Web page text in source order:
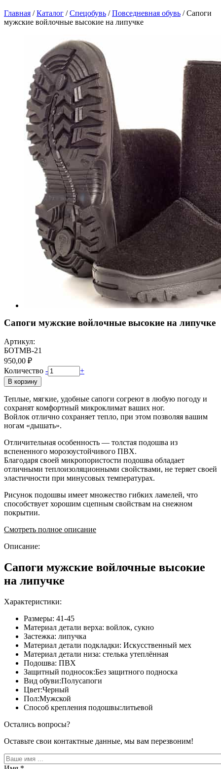
Главная / Каталог / Спецобувь / Повседневная обувь / Сапоги
мужские войлочные высокие на липучке
Сапоги мужские войлочные высокие на липучке
Артикул:
БОТМВ-21
950,00 ₽
Количество - +
В корзину
Теплые, мягкие, удобные сапоги согреют в любую погоду и
сохранят комфортный микроклимат ваших ног.
Войлок отлично сохраняет тепло, при этом позволяя вашим
ногам «дышать».
Отличительная особенность — толстая подошва из
вспененного морозоустойчивого ПВХ.
Благодаря своей микропористости подошва обладает
отличными теплоизоляционными свойствами, не теряет своей
эластичности при минусовых температурах.
Рисунок подошвы имеет множество гибких ламелей, что
способствует хорошим сцепным свойствам на снежном
покрытии.
Смотреть полное описание
Описание:
Сапоги мужские войлочные высокие
на липучке
Характеристики:
Размеры: 41-45
Материал детали верха: войлок, сукно
Застежка: липучка
Материал детали подкладки: Искусственный мех
Материал детали низа: стелька утеплённая
Подошва: ПВХ
Защитный подносок:Без защитного подноска
Вид обуви:Полусапоги
Цвет:Черный
Пол:Мужской
Способ крепления подошвы:литьевой
Остались вопросы?
Оставьте свои контактные данные, мы вам перезвоним!